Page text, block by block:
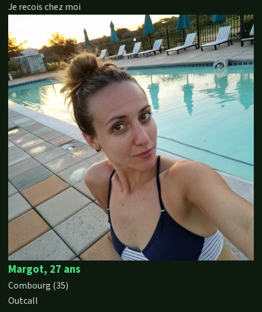
Je recois chez moi
Margot, 27 ans
Combourg (35)
Outcall